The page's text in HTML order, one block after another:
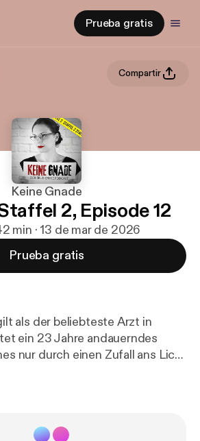
Prueba gratis
Compartir
Keine Gnade
2, Episode 12
min · 13 de mar de 2026
Prueba gratis
als der beliebteste Arzt in
ein 23 Jahre andauerndes
nur durch einen Zufall ans Licht